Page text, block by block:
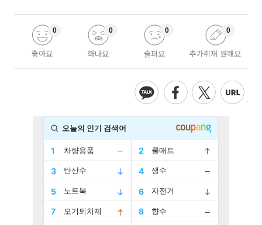
좋아요
0
화나요
0
슬퍼요
0
추가취재 원해요
0